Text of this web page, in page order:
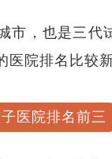
市，也是三代
院排名比较新
医院排名前三